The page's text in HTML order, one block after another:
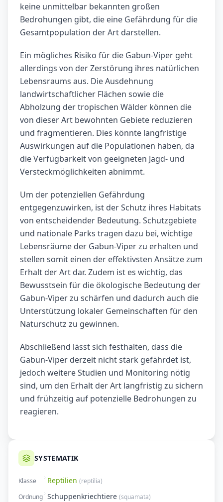
keine unmittelbar bekannten großen
Bedrohungen gibt, die eine Gefährdung für die
Gesamtpopulation der Art darstellen.
Ein mögliches Risiko für die Gabun-Viper geht
allerdings von der Zerstörung ihres natürlichen
Lebensraums aus. Die Ausdehnung
landwirtschaftlicher Flächen sowie die
Abholzung der tropischen Wälder können die
von dieser Art bewohnten Gebiete reduzieren
und fragmentieren. Dies könnte langfristige
Auswirkungen auf die Populationen haben, da
die Verfügbarkeit von geeigneten Jagd- und
Versteckmöglichkeiten abnimmt.
Um der potenziellen Gefährdung
entgegenzuwirken, ist der Schutz ihres Habitats
von entscheidender Bedeutung. Schutzgebiete
und nationale Parks tragen dazu bei, wichtige
Lebensräume der Gabun-Viper zu erhalten und
stellen somit einen der effektivsten Ansätze zum
Erhalt der Art dar. Zudem ist es wichtig, das
Bewusstsein für die ökologische Bedeutung der
Gabun-Viper zu schärfen und dadurch auch die
Unterstützung lokaler Gemeinschaften für den
Naturschutz zu gewinnen.
Abschließend lässt sich festhalten, dass die
Gabun-Viper derzeit nicht stark gefährdet ist,
jedoch weitere Studien und Monitoring nötig
sind, um den Erhalt der Art langfristig zu sichern
und frühzeitig auf potenzielle Bedrohungen zu
reagieren.
SYSTEMATIK
Klasse Reptilien (reptilia)
Ordnung Schuppenkriechtiere (squamata)